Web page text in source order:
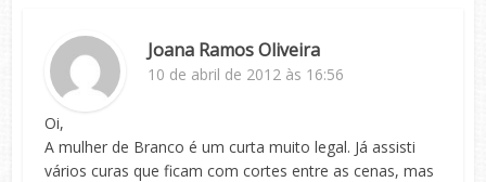
Joana Ramos Oliveira
10 de abril de 2012 às 16:56
Oi,
A mulher de Branco é um curta muito legal. Já assisti
vários curas que ficam com cortes entre as cenas, mas